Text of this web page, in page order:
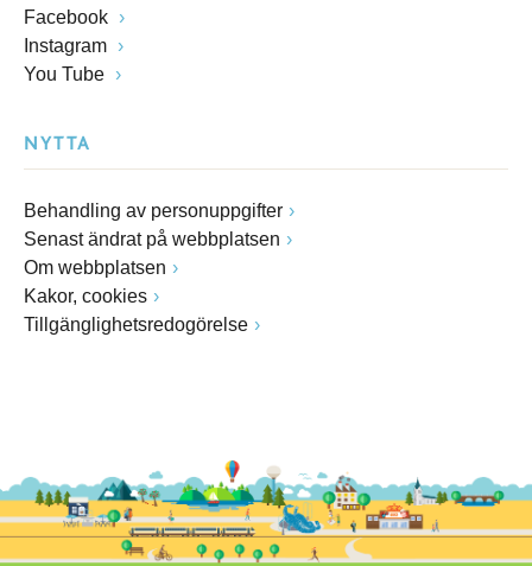
Facebook
Instagram
You Tube
NYTTA
Behandling av personuppgifter
Senast ändrat på webbplatsen
Om webbplatsen
Kakor, cookies
Tillgänglighetsredogörelse